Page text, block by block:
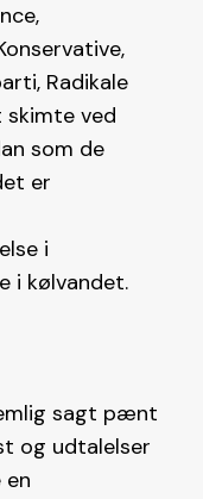
Radikale
skimte ved
som de
er
i
i kølvandet.
sagt pænt
og udtalelser
en